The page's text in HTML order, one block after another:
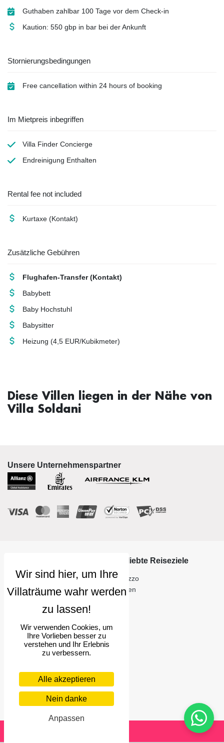
Guthaben zahlbar 100 Tage vor dem Check-in
Kaution: 550 gbp in bar bei der Ankunft
Stornierungsbedingungen
Free cancellation within 24 hours of booking
Im Mietpreis inbegriffen
Villa Finder Concierge
Endreinigung Enthalten
Rental fee not included
Kurtaxe (Kontakt)
Zusätzliche Gebühren
Flughafen-Transfer (Kontakt)
Babybett
Baby Hochstuhl
Babysitter
Heizung (4,5 EUR/Kubikmeter)
Diese Villen liegen in der Nähe von
Villa Soldani
Unsere Unternehmenspartner
Über uns
Kontakt
Ihre Villa auflisten
Villenmanagement-Service
Einen Baum pflanzen
Treueprogramm
Werden Sie unser
Beliebte Reiseziele
Arezzo
Italien
Wir verwenden Cookies, um
Ihre Vorlieben besser zu
verstehen und Ihr Erlebnis
zu verbessern.
Alle akzeptieren
Nein danke
Anpassen